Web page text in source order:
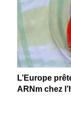
L’Europe
ARNm chez